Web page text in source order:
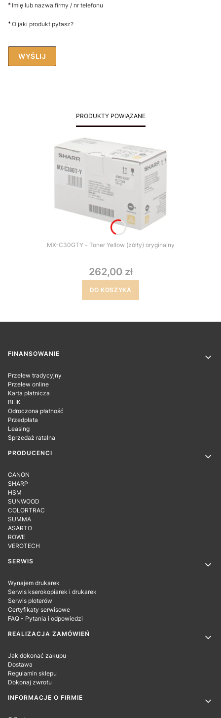
* Imię lub nazwa firmy / nr telefonu
*O jaki produkt pytasz?
WYŚLIJ
PRODUKTY POWIĄZANE
MX-C30GTY - Toner Yellow (żółty) oryginalny
262,00 zł
DO KOSZYKA
Linki w stopce
FINANSOWANIE
Przelew tradycyjny
Przelew online
Karta płatnicza
BLIK
Odroczona płatność
Przedpłata
Leasing
Sprzedaż ratalna
PRODUCENCI
CANON
SHARP
HSM
SUNWOOD
COLORTRAC
SUMMA
ASARTO
ROWE
VEROTECH
SERWIS
Wynajem drukarek
Serwis kserokopiarek i drukarek
Serwis ploterów
Certyfikaty serwisowe
FAQ - Pytania i odpowiedzi
REALIZACJA ZAMÓWIEŃ
Jak dokonać zakupu
Dostawa
Regulamin sklepu
Dokonaj zwrotu
INFORMACJE O FIRMIE